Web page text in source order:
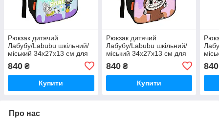
Рюкзак дитячий
Лабубу/Labubu шкільний/
міський 34х27х13 см для
дівчинки/хлопчика (3061)
840 ₴
Купити
Рюкзак дитячий
Лабубу/Labubu шкільний/
міський 34х27х13 см для
дівчинки/хлопчика (3068)
840₴
Купити
840
Про нас